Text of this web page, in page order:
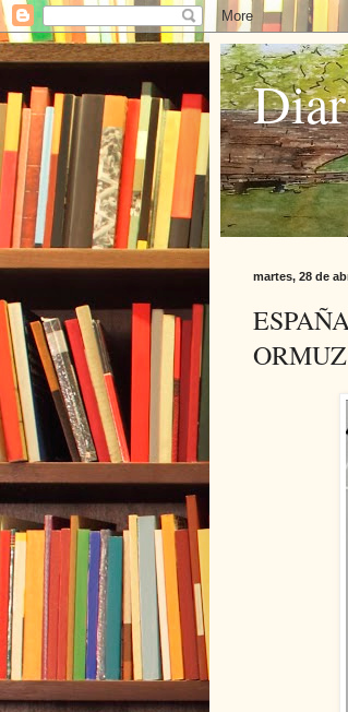
martes, 28 de
ORMUZ